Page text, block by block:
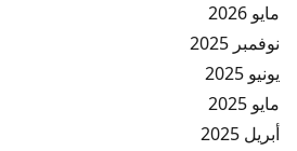
مايو 2026
نوفمبر 2025
يونيو 2025
مايو 2025
أبريل 2025